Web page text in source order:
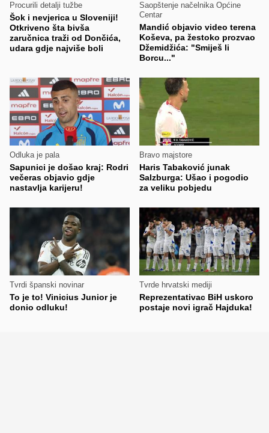
Procurili detalji tužbe
Šok i nevjerica u Sloveniji!
Otkriveno šta bivša
zaručnica traži od Dončića,
udara gdje najviše boli
Saopštenje načelnika Općine
Centar
Mandić objavio video terena
Koševa, pa žestoko prozvao
Džemidžića: "Smiješ li
Borcu..."
Odluka je pala
Sapunici je došao kraj: Rodri
večeras objavio gdje
nastavlja karijeru!
Bravo majstore
Haris Tabaković junak
Salzburga: Ušao i pogodio
za veliku pobjedu
Tvrdi španski novinar
To je to! Vinicius Junior je
donio odluku!
Tvrde hrvatski mediji
Reprezentativac BiH uskoro
postaje novi igrač Hajduka!